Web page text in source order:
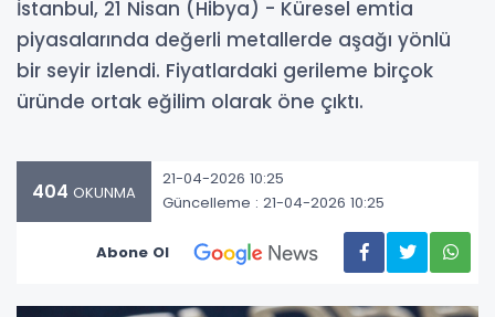
İstanbul, 21 Nisan (Hibya) - Küresel emtia
piyasalarında değerli metallerde aşağı yönlü
bir seyir izlendi. Fiyatlardaki gerileme birçok
üründe ortak eğilim olarak öne çıktı.
404 OKUNMA
21-04-2026 10:25
Güncelleme : 21-04-2026 10:25
Abone Ol